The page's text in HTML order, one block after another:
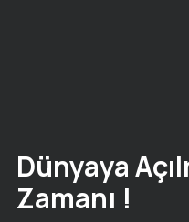
Dünyaya
Zamanı !